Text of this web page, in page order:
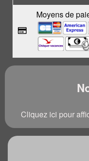
Moyens de
Cliquez ici pour